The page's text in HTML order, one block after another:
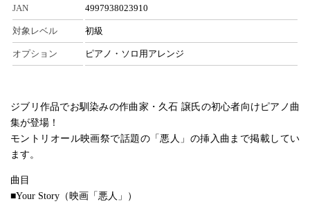
JAN 4997938023910
対象レベル 初級
オプション ピアノ・ソロ用アレンジ
ジブリ作品でお馴染みの作曲家・久石 譲氏の初心者向けピアノ曲
集が登場！
モントリオール映画祭で話題の「悪人」の挿入曲まで掲載してい
ます。
曲目
■Your Story（映画「悪人」）